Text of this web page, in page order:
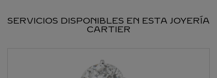
SERVICIOS DISPONIBLES EN ESTA JOYERÍA
CARTIER